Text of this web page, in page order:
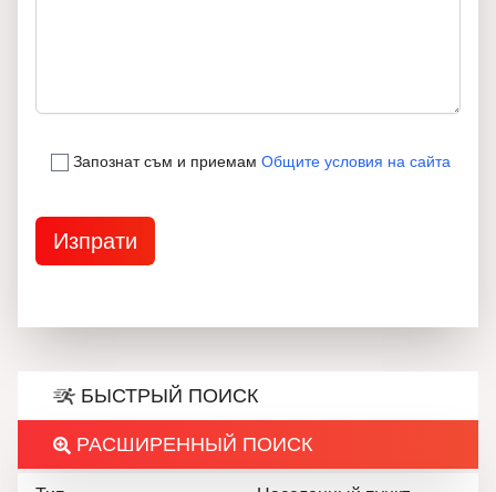
Запознат съм и приемам Общите условия на сайта
БЫСТРЫЙ ПОИСК
РАСШИРЕННЫЙ ПОИСК